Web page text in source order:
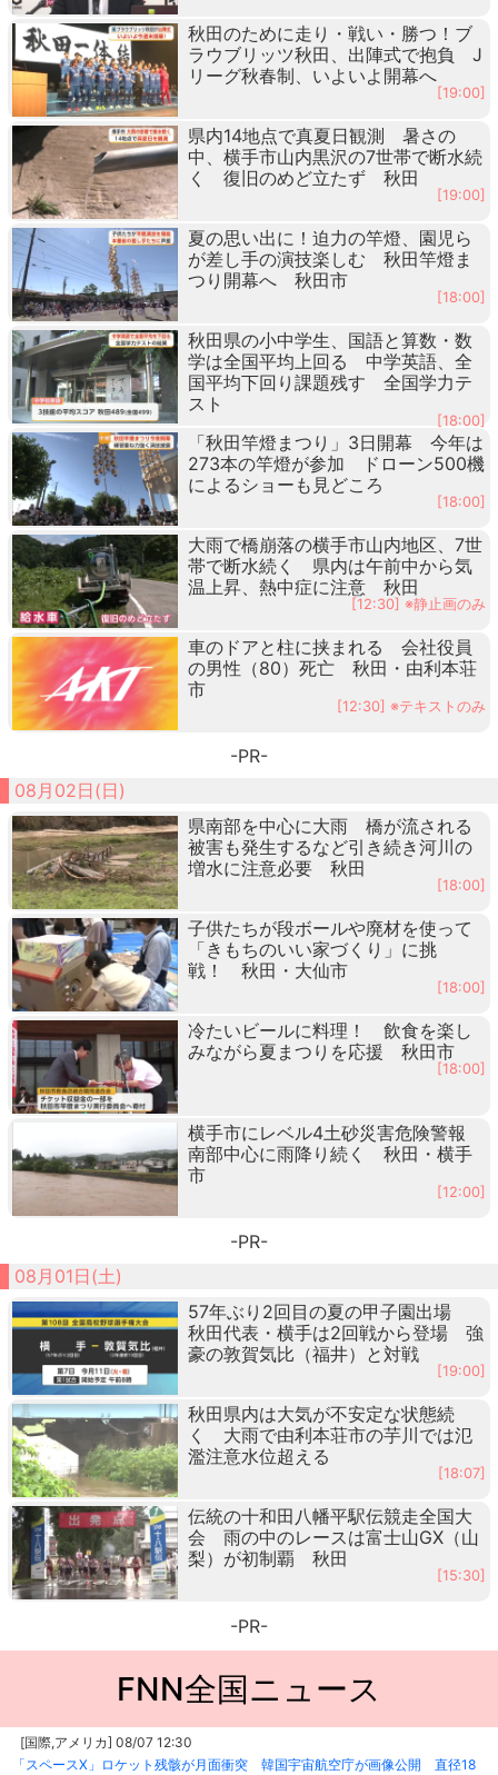
秋田のために走り・戦い・勝つ！ブ
ラウブリッツ秋田、出陣式で抱負 J
リーグ秋春制、いよいよ開幕へ
[19:00]
県内14地点で真夏日観測 暑さの
中、横手市山内黒沢の7世帯で断水続
く 復旧のめど立たず 秋田
[19:00]
夏の思い出に！迫力の竿燈、園児ら
が差し手の演技楽しむ 秋田竿燈ま
つり開幕へ 秋田市
[18:00]
秋田県の小中学生、国語と算数・数
学は全国平均上回る 中学英語、全
国平均下回り課題残す 全国学力テ
スト
[18:00]
「秋田竿燈まつり」3日開幕 今年は
273本の竿燈が参加 ドローン500機
によるショーも見どころ
[18:00]
大雨で橋崩落の横手市山内地区、7世
帯で断水続く 県内は午前中から気
温上昇、熱中症に注意 秋田
[12:30] ※静止画のみ
車のドアと柱に挟まれる 会社役員
の男性（80）死亡 秋田・由利本荘
市
[12:30] ※テキストのみ
-PR-
08月02日(日)
県南部を中心に大雨 橋が流される
被害も発生するなど引き続き河川の
増水に注意必要 秋田
[18:00]
子供たちが段ボールや廃材を使って
「きもちのいい家づくり」に挑
戦！ 秋田・大仙市
[18:00]
冷たいビールに料理！ 飲食を楽し
みながら夏まつりを応援 秋田市
[18:00]
横手市にレベル4土砂災害危険警報
南部中心に雨降り続く 秋田・横手
市
[12:00]
-PR-
08月01日(土)
57年ぶり2回目の夏の甲子園出場
秋田代表・横手は2回戦から登場 強
豪の敦賀気比（福井）と対戦
[19:00]
秋田県内は大気が不安定な状態続
く 大雨で由利本荘市の芋川では氾
濫注意水位超える
[18:07]
伝統の十和田八幡平駅伝競走全国大
会 雨の中のレースは富士山GX（山
梨）が初制覇 秋田
[15:30]
-PR-
FNN全国ニュース
[国際,アメリカ] 08/07 12:30
「スペースX」ロケット残骸が月面衝突 韓国宇宙航空庁が画像公開 直径18